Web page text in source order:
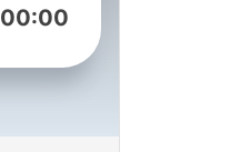
00:00